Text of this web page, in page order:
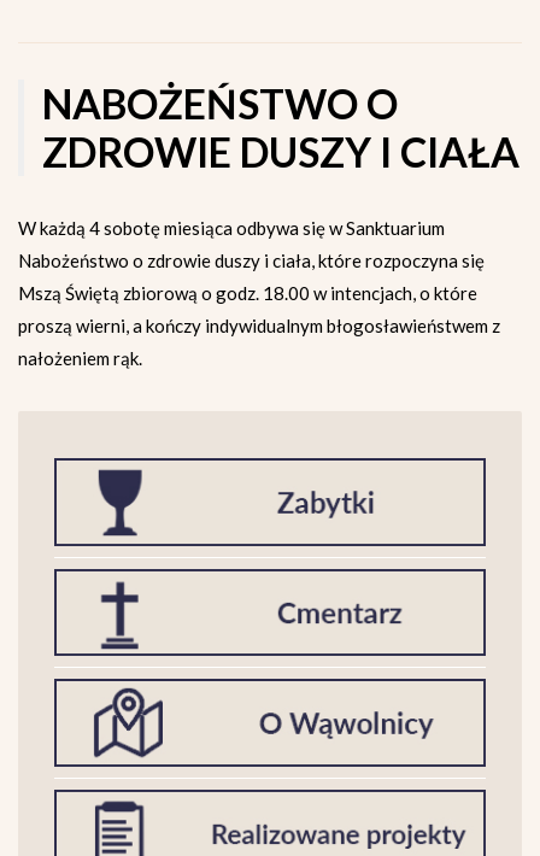
NABOŻEŃSTWO O
ZDROWIE DUSZY I CIAŁA
W każdą 4 sobotę miesiąca odbywa się w Sanktuarium
Nabożeństwo o zdrowie duszy i ciała, które rozpoczyna się
Mszą Świętą zbiorową o godz. 18.00 w intencjach, o które
proszą wierni, a kończy indywidualnym błogosławieństwem z
nałożeniem rąk.